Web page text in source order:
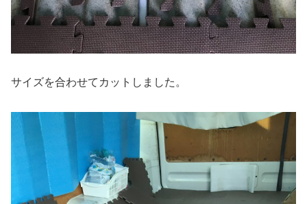
サイズを合わせてカットしました。